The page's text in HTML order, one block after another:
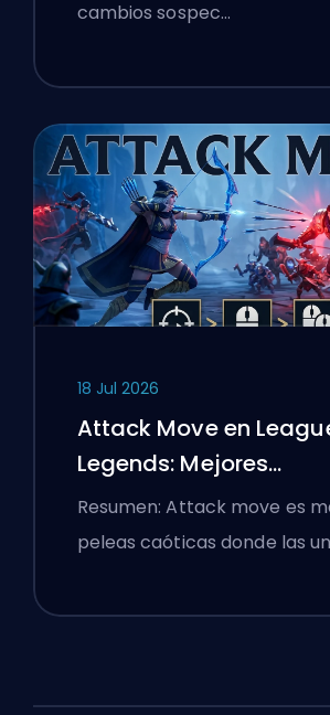
cambios sospec…
18 Jul 2026
Attack Move en
Legends: Mejores
Configuraciones
Resumen: Attack move es
peleas caóticas donde las